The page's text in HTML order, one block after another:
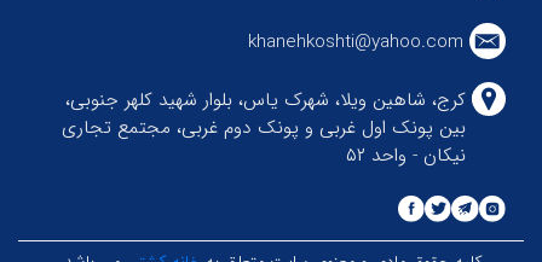
khanehkoshti@yahoo.com
کرج، شاهین ویلا، شهرک یاس، بلوار شهید کلهر جنوبی،
بین پونک اول غربی و پونک دوم غربی، مجتمع تجاری
نیکان - واحد ۵۲